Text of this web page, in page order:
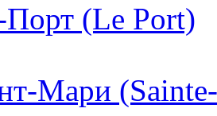
(Le Port)
Мари